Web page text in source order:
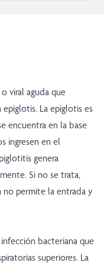
viral aguda que
La epiglotis es
encuentra en la base
ingresen en el
genera
Si no se trata,
no permite la entrada y
bacteriana que
superiores. La